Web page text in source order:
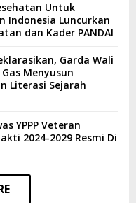
Untuk
Indonesia Luncurkan
dan Kader PANDAI
Garda Wali
Menyusun
Literasi Sejarah
YPPP Veteran
2024-2029 Resmi Di